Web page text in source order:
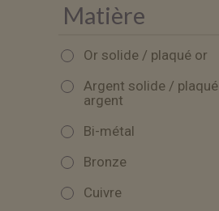
Matière
Or solide / plaqué or
Argent solide / plaqué
argent
Bi-métal
Bronze
Cuivre